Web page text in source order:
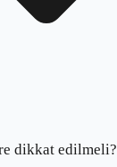
dikkat edilmeli?